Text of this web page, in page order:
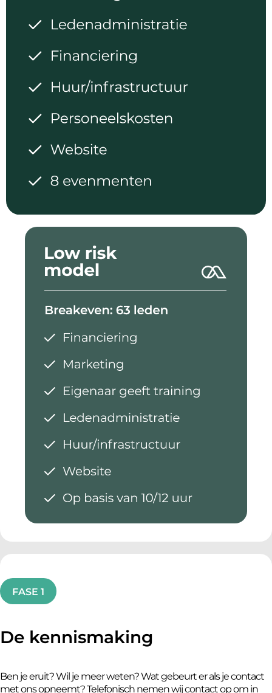
FASE 1
De kennismaking
Ben je eruit? Wil je meer weten? Wat gebeurt er als je contact
met ons opneemt? Telefonisch nemen wij contact op om in